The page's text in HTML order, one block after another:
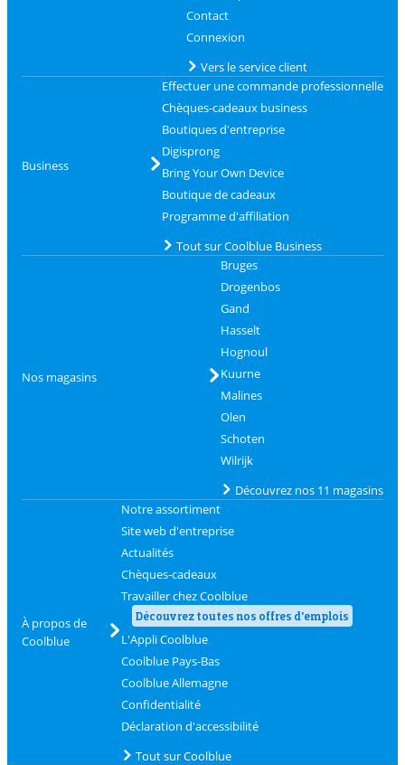
Contact
Connexion
Vers le service client
Business
Effectuer une commande professionnelle
Chèques-cadeaux business
Boutiques d'entreprise
Digisprong
Bring Your Own Device
Boutique de cadeaux
Programme d'affiliation
Tout sur Coolblue Business
Nos magasins
Bruges
Drogenbos
Gand
Hasselt
Hognoul
Kuurne
Malines
Olen
Schoten
Wilrijk
Découvrez nos 11 magasins
À propos de
Coolblue
Notre assortiment
Site web d'entreprise
Actualités
Chèques-cadeaux
Travailler chez Coolblue
Découvrez toutes nos offres d'emplois
L'Appli Coolblue
Coolblue Pays-Bas
Coolblue Allemagne
Confidentialité
Déclaration d'accessibilité
Tout sur Coolblue